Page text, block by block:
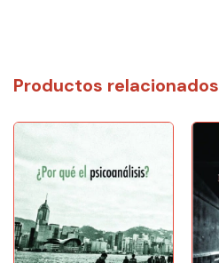
Productos relacionados